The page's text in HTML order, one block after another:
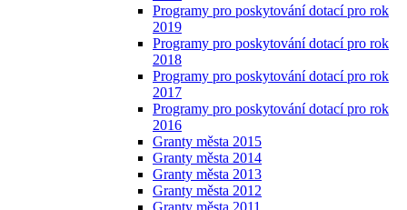
Programy pro poskytování dotací pro rok
2019
Programy pro poskytování dotací pro rok
2018
Programy pro poskytování dotací pro rok
2017
Programy pro poskytování dotací pro rok
2016
Granty města 2015
Granty města 2014
Granty města 2013
Granty města 2012
Granty města 2011